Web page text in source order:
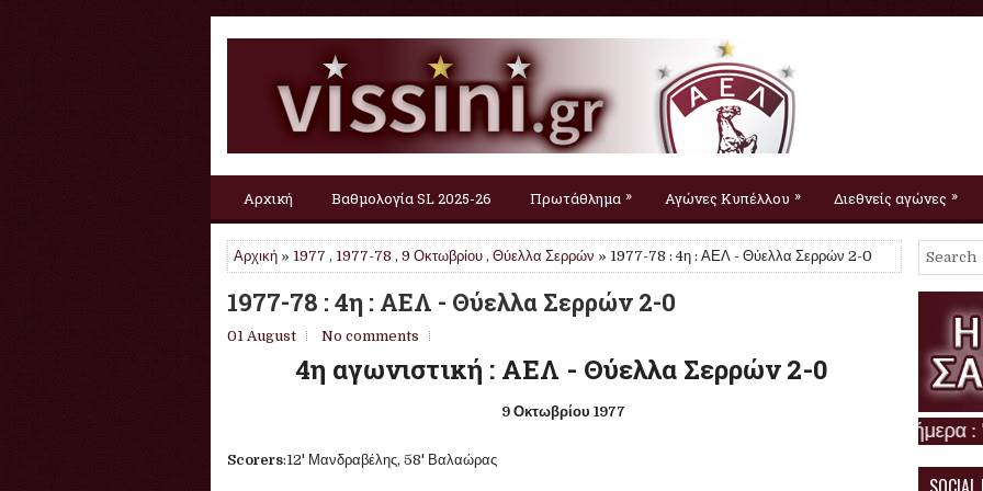
Αρχική Βαθμολογία SL 2025-26 Πρωτάθλημα » Αγώνες Κυπέλλου » Διεθνείς αγώνες »
Αρχική » 1977 , 1977-78 , 9 Οκτωβρίου , Θύελλα Σερρών » 1977-78 : 4η : ΑΕΛ - Θύελλα Σερρών 2-0
1977-78 : 4η : ΑΕΛ - Θύελλα Σερρών 2-0
01 August No comments
4η αγωνιστική : ΑΕΛ - Θύελλα Σερρών 2-0
9 Οκτωβρίου 1977
Scorers:12' Μανδραβέλης, 58' Βαλαώρας